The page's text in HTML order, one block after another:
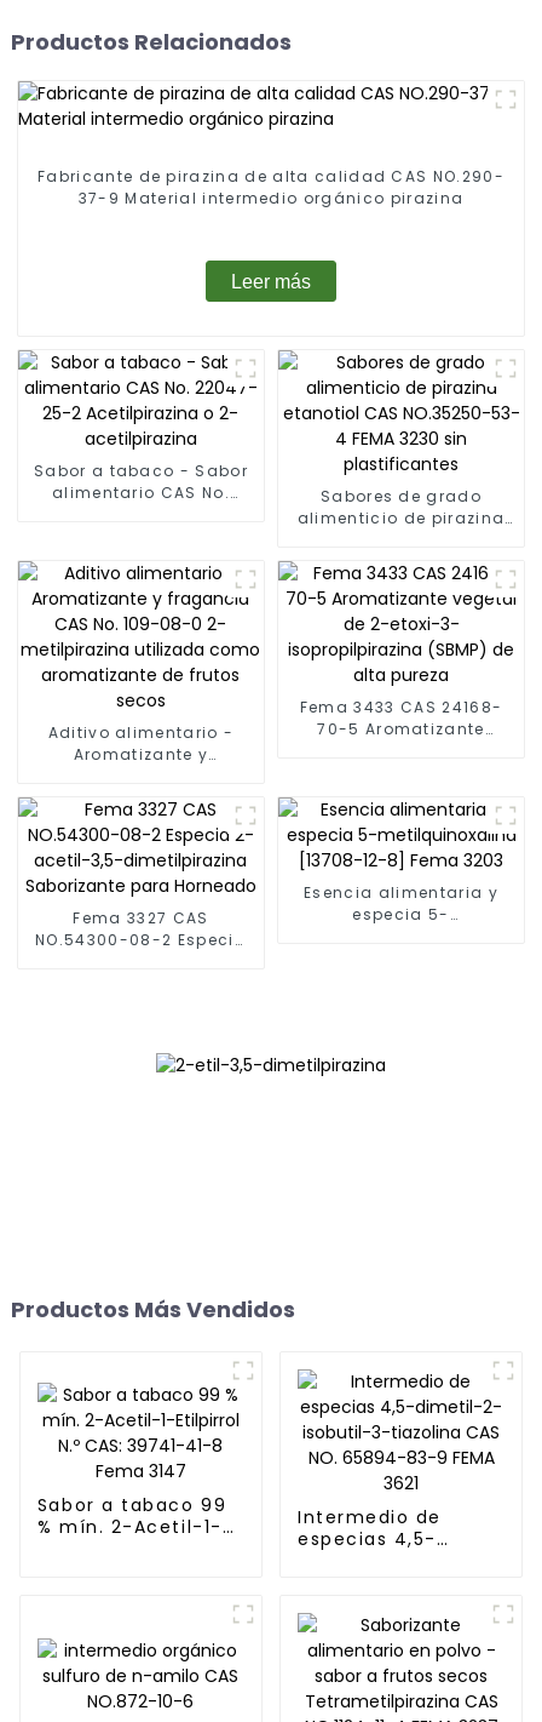
Productos Relacionados
Fabricante de pirazina de alta calidad CAS NO.290-
37-9 Material intermedio orgánico pirazina
Leer más
Sabor a tabaco - Sabor
alimentario CAS No.
Sabores de grado
alimenticio de pirazina
53-4 FEMA 3230 sin
plastificantes
Aditivo alimentario -
Aromatizante y
08-0 2-metilpirazina
utilizada como
aromatizante de frutos
secos
Fema 3433 CAS 24168-
70-5 Aromatizante
Fema 3327 CAS
NO.54300-08-2 Especia
Esencia alimentaria y
especia 5-
Productos Más Vendidos
Sabor a tabaco 99
% mín. 2-Acetil-1-
Intermedio de
especias 4,5-
3621